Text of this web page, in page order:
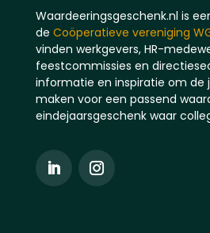
Waardeeringsgeschenk.nl is
de Coöperatieve vereniging
vinden werkgevers, HR-
feestcommissies en
informatie en inspiratie om de
maken voor een passend
eindejaarsgeschenk waar